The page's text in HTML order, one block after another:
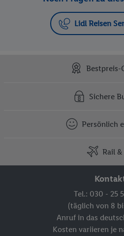
Lidl Reisen
Bestpreis-
Sichere
Persönlich
Rail &
Tel.: 030 - 25
(täglich von 8
Anruf in das
Kosten variieren je